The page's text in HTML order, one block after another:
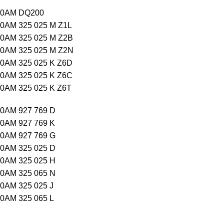
0AM DQ200
0AM 325 025 M Z1L
0AM 325 025 M Z2B
0AM 325 025 M Z2N
0AM 325 025 K Z6D
0AM 325 025 K Z6C
0AM 325 025 K Z6T
0AM 927 769 D
0AM 927 769 K
0AM 927 769 G
0AM 325 025 D
0AM 325 025 H
0AM 325 065 N
0AM 325 025 J
0AM 325 065 L